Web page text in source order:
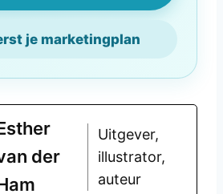
je marketingplan
der
Uitgever,
illustrator,
auteur